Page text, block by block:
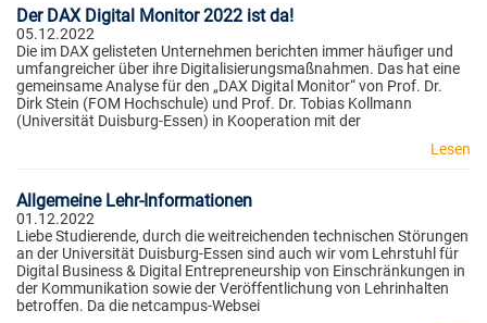
Der DAX Digital Monitor 2022 ist da!
05.12.2022
Die im DAX gelisteten Unternehmen berichten immer häufiger und
umfangreicher über ihre Digitalisierungsmaßnahmen. Das hat eine
gemeinsame Analyse für den „DAX Digital Monitor“ von Prof. Dr.
Dirk Stein (FOM Hochschule) und Prof. Dr. Tobias Kollmann
(Universität Duisburg-Essen) in Kooperation mit der
Lesen
Allgemeine Lehr-Informationen
01.12.2022
Liebe Studierende, durch die weitreichenden technischen Störungen
an der Universität Duisburg-Essen sind auch wir vom Lehrstuhl für
Digital Business & Digital Entrepreneurship von Einschränkungen in
der Kommunikation sowie der Veröffentlichung von Lehrinhalten
betroffen. Da die netcampus-Websei